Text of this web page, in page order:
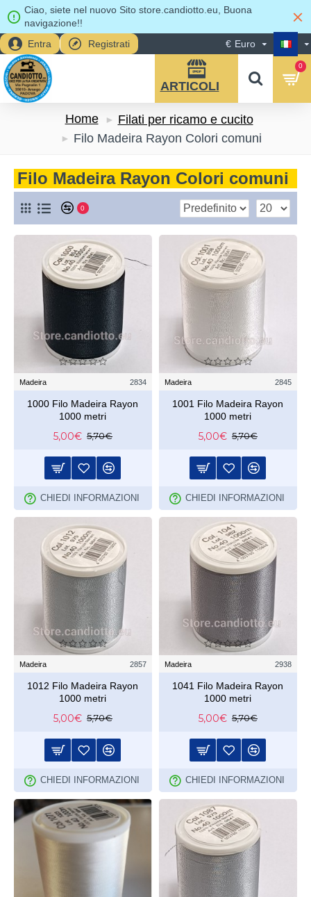
Ciao, siete nel nuovo Sito store.candiotto.eu, Buona
navigazione!!
Entra
Registrati € Euro
0
Home
Filati per ricamo e cucito
Filo Madeira Rayon Colori comuni
Filo Madeira Rayon Colori comuni
0
Madeira 2834
1000 Filo Madeira Rayon
1000 metri
5,00€ 5,70€
CHIEDI INFORMAZIONI
Madeira 2845
1001 Filo Madeira Rayon
1000 metri
5,00€ 5,70€
CHIEDI INFORMAZIONI
Madeira 2857
1012 Filo Madeira Rayon
1000 metri
5,00€ 5,70€
CHIEDI INFORMAZIONI
Madeira 2938
1041 Filo Madeira Rayon
1000 metri
5,00€ 5,70€
CHIEDI INFORMAZIONI